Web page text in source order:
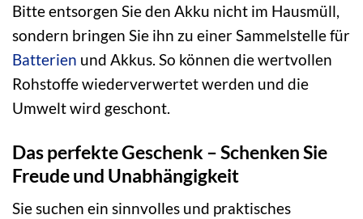
Bitte entsorgen Sie den Akku nicht im Hausmüll,
sondern bringen Sie ihn zu einer Sammelstelle für
Batterien und Akkus. So können die wertvollen
Rohstoffe wiederverwertet werden und die
Umwelt wird geschont.
Das perfekte Geschenk – Schenken Sie
Freude und Unabhängigkeit
Sie suchen ein sinnvolles und praktisches